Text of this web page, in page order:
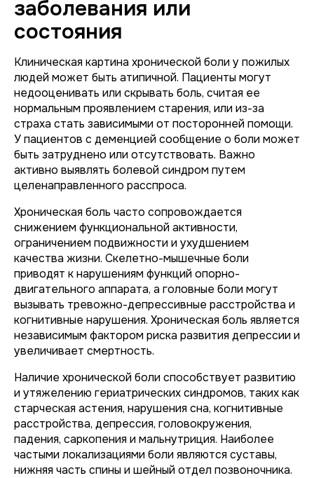
заболевания или
состояния
Клиническая картина хронической боли у пожилых
людей может быть атипичной. Пациенты могут
недооценивать или скрывать боль, считая ее
нормальным проявлением старения, или из-за
страха стать зависимыми от посторонней помощи.
У пациентов с деменцией сообщение о боли может
быть затруднено или отсутствовать. Важно
активно выявлять болевой синдром путем
целенаправленного расспроса.
Хроническая боль часто сопровождается
снижением функциональной активности,
ограничением подвижности и ухудшением
качества жизни. Скелетно-мышечные боли
приводят к нарушениям функций опорно-
двигательного аппарата, а головные боли могут
вызывать тревожно-депрессивные расстройства и
когнитивные нарушения. Хроническая боль является
независимым фактором риска развития депрессии и
увеличивает смертность.
Наличие хронической боли способствует развитию
и утяжелению гериатрических синдромов, таких как
старческая астения, нарушения сна, когнитивные
расстройства, депрессия, головокружения,
падения, саркопения и мальнутриция. Наиболее
частыми локализациями боли являются суставы,
нижняя часть спины и шейный отдел позвоночника.